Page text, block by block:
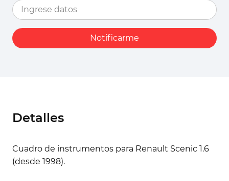
Notificarme
Detalles
Cuadro de instrumentos para Renault Scenic 1.6
(desde 1998).